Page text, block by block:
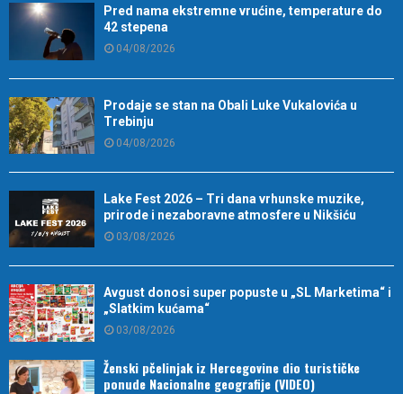
Pred nama ekstremne vrućine, temperature do
42 stepena
04/08/2026
Prodaje se stan na Obali Luke Vukalovića u
Trebinju
04/08/2026
Lake Fest 2026 – Tri dana vrhunske muzike,
prirode i nezaboravne atmosfere u Nikšiću
03/08/2026
Avgust donosi super popuste u „SL Marketima“ i
„Slatkim kućama“
03/08/2026
Ženski pčelinjak iz Hercegovine dio turističke
ponude Nacionalne geografije (VIDEO)